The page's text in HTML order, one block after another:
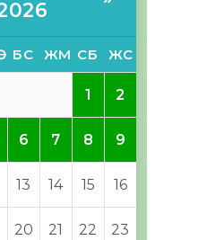
БС ЖМ СБ ЖС
1 2
6 7 8 9
13 14 15 16
20 21 22 23